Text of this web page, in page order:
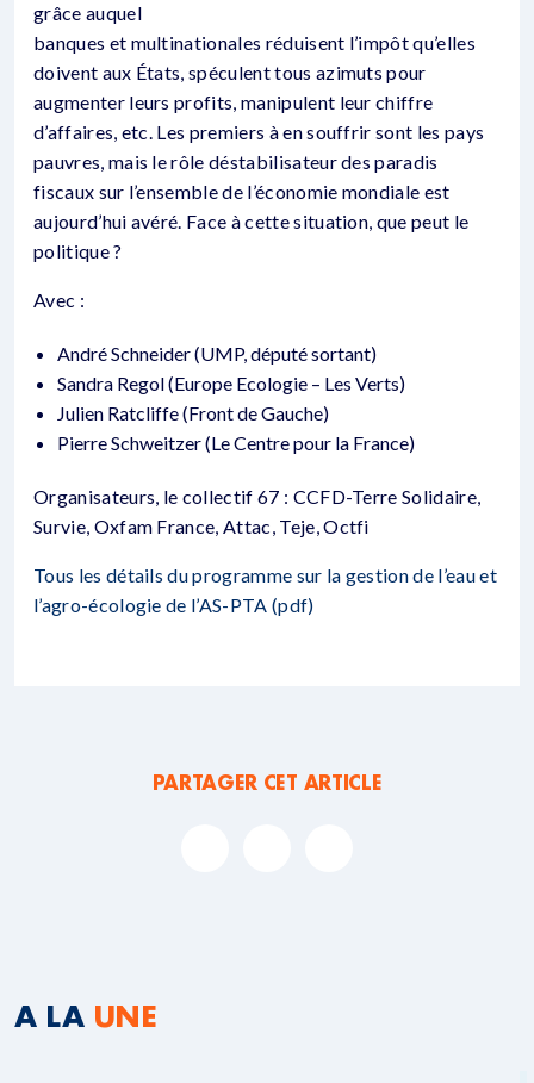
grâce auquel
banques et multinationales réduisent l’impôt qu’elles
doivent aux États, spéculent tous azimuts pour
augmenter leurs profits, manipulent leur chiffre
d’affaires, etc. Les premiers à en souffrir sont les pays
pauvres, mais le rôle déstabilisateur des paradis
fiscaux sur l’ensemble de l’économie mondiale est
aujourd’hui avéré. Face à cette situation, que peut le
politique ?
Avec :
André Schneider (UMP, député sortant)
Sandra Regol (Europe Ecologie – Les Verts)
Julien Ratcliffe (Front de Gauche)
Pierre Schweitzer (Le Centre pour la France)
Organisateurs, le collectif 67 : CCFD-Terre Solidaire,
Survie, Oxfam France, Attac, Teje, Octfi
Tous les détails du programme sur la gestion de l’eau et
l’agro-écologie de l’AS-PTA (pdf)
PARTAGER CET ARTICLE
A LA UNE